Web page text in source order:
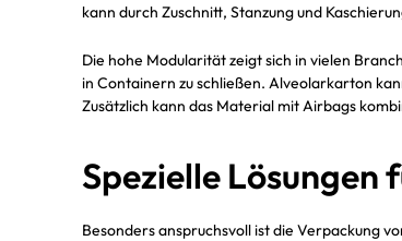
kann durch Zuschnitt, Stanzung und
Die hohe Modularität zeigt sich in vielen
in Containern zu schließen. Alveolarkarton
Zusätzlich kann das Material mit Airbags
Spezielle Lösungen
Besonders anspruchsvoll ist die Verpackung